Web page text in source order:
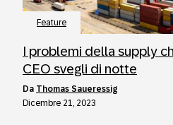
Feature
I problemi della supply
CEO svegli di notte
da Thomas Saueressig
Dicembre 21, 2023